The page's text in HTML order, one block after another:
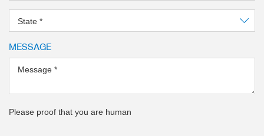
State *
MESSAGE
Message *
Please proof that you are human